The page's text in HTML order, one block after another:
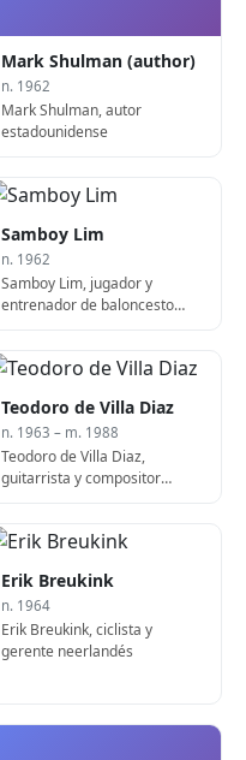
Mark Shulman (author)
n. 1962
Mark Shulman, autor
estadounidense
Samboy Lim
n. 1962
Samboy Lim, jugador y
entrenador de baloncesto
Teodoro de Villa Diaz
n. 1963 – m. 1988
Teodoro de Villa Diaz,
guitarrista y compositor
Erik Breukink
n. 1964
Erik Breukink, ciclista y
gerente neerlandés